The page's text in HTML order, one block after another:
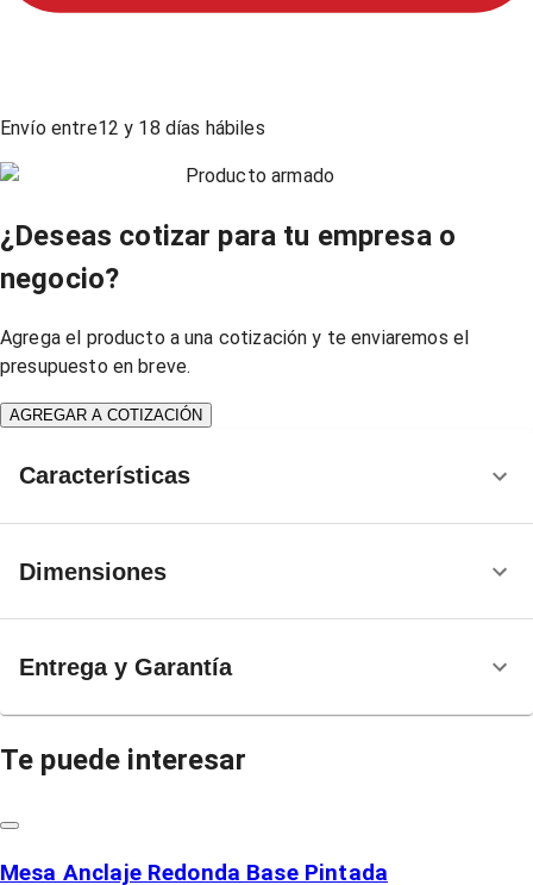
Envío entre12 y 18 días hábiles
Producto armado
¿Deseas cotizar para tu empresa o
negocio?
Agrega el producto a una cotización y te enviaremos el
presupuesto en breve.
AGREGAR A COTIZACIÓN
Características
Dimensiones
Entrega y Garantía
Te puede interesar
Mesa Anclaje Redonda Base Pintada